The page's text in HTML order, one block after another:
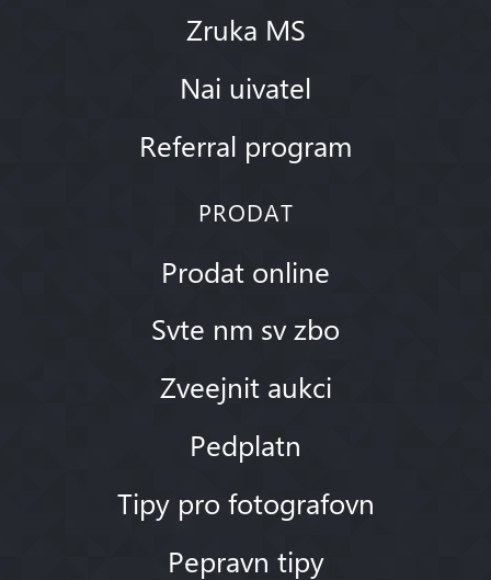
Zruka MS
Nai uivatel
Referral program
PRODAT
Prodat online
Svte nm sv zbo
Zveejnit aukci
Pedplatn
Tipy pro fotografovn
Pepravn tipy